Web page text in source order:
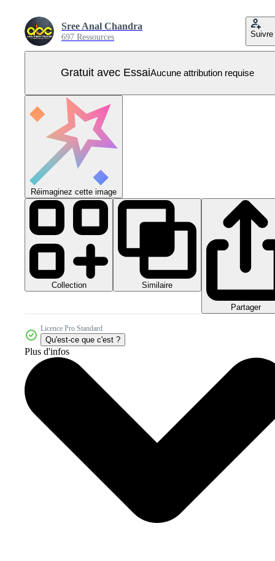
Sree Anal Chandra
697 Ressources Suivre
Gratuit avec EssaiAucune attribution requise
Réimaginez cette image
Collection Similaire
Partager
Licence Pro Standard
Qu'est-ce que c'est ?
Plus d'infos